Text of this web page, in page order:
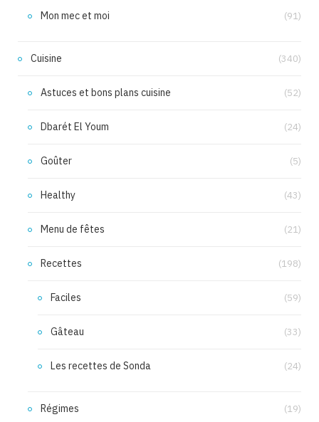
Mon mec et moi (91)
Cuisine (340)
Astuces et bons plans cuisine (52)
Dbarét El Youm (24)
Goûter (5)
Healthy (43)
Menu de fêtes (21)
Recettes (198)
Faciles (59)
Gâteau (33)
Les recettes de Sonda (24)
Régimes (19)